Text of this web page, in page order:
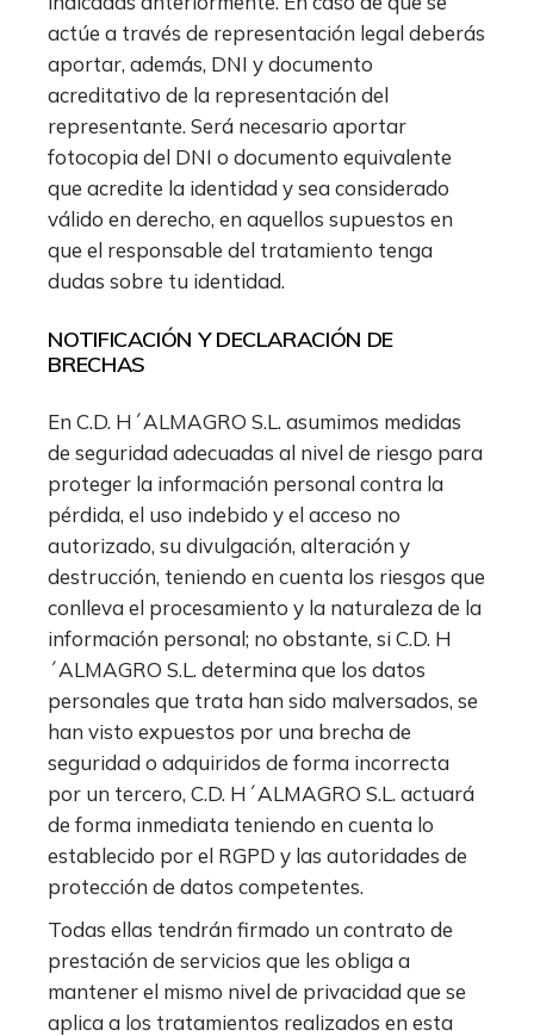
actúe a través de representación legal deberás
aportar, además, DNI y documento
acreditativo de la representación del
representante. Será necesario aportar
fotocopia del DNI o documento equivalente
que acredite la identidad y sea considerado
válido en derecho, en aquellos supuestos en
que el responsable del tratamiento tenga
dudas sobre tu identidad.
NOTIFICACIÓN Y DECLARACIÓN DE
BRECHAS
En C.D. H´ALMAGRO S.L. asumimos medidas
de seguridad adecuadas al nivel de riesgo para
proteger la información personal contra la
pérdida, el uso indebido y el acceso no
autorizado, su divulgación, alteración y
destrucción, teniendo en cuenta los riesgos que
conlleva el procesamiento y la naturaleza de la
información personal; no obstante, si C.D. H
´ALMAGRO S.L. determina que los datos
personales que trata han sido malversados, se
han visto expuestos por una brecha de
seguridad o adquiridos de forma incorrecta
por un tercero, C.D. H´ALMAGRO S.L. actuará
de forma inmediata teniendo en cuenta lo
establecido por el RGPD y las autoridades de
protección de datos competentes.
Todas ellas tendrán firmado un contrato de
prestación de servicios que les obliga a
mantener el mismo nivel de privacidad que se
aplica a los tratamientos realizados en esta